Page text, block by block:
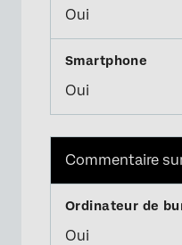
Oui
Oui
Commentaire
Oui